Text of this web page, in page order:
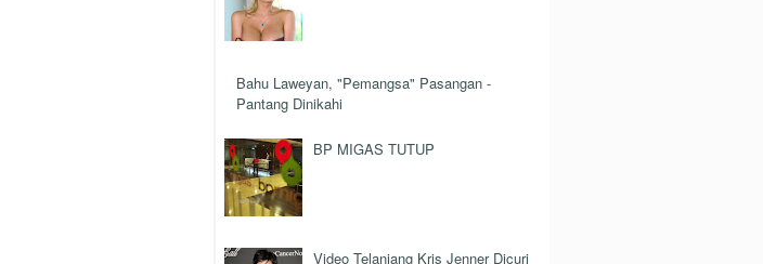
Bahu Laweyan, "Pemangsa" Pasangan -
Pantang Dinikahi
BP MIGAS TUTUP
Video Telanjang Kris Jenner Dicuri